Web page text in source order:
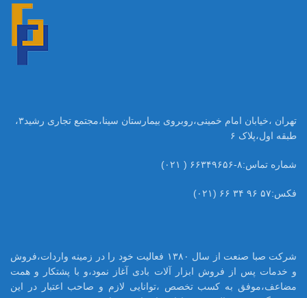
تهران ،خیابان امام خمینی،روبروی بیمارستان سینا،مجتمع تجاری رشید۳،
طبقه اول،پلاک ۶
شماره تماس:۸-۶۶۳۴۹۶۵۶ ( ۰۲۱)
فکس:۵۷ ۹۶ ۳۴ ۶۶ (۰۲۱)
شرکت صبا صنعت از سال ۱۳۸۰ فعالیت خود را در زمینه واردات،فروش
و خدمات پس از فروش ابزار آلات بادی آغاز نمود،و با پشتکار و همت
مضاعف،موفق به کسب تخصص ،توانایی لازم و صاحب اعتبار در این